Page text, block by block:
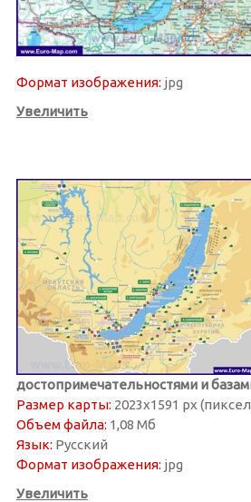
Формат изображения: jpg
Увеличить
достопримечательностями и
Размер карты: 2023х1591 px
Объем файла: 1,08 Мб
Язык: Русский
Формат изображения: jpg
Увеличить